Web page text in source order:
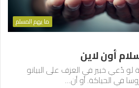
ما يهم المسلم
أون لاين
دُعي خبير في العزف على البيانو
في الحياكة. أو أن…